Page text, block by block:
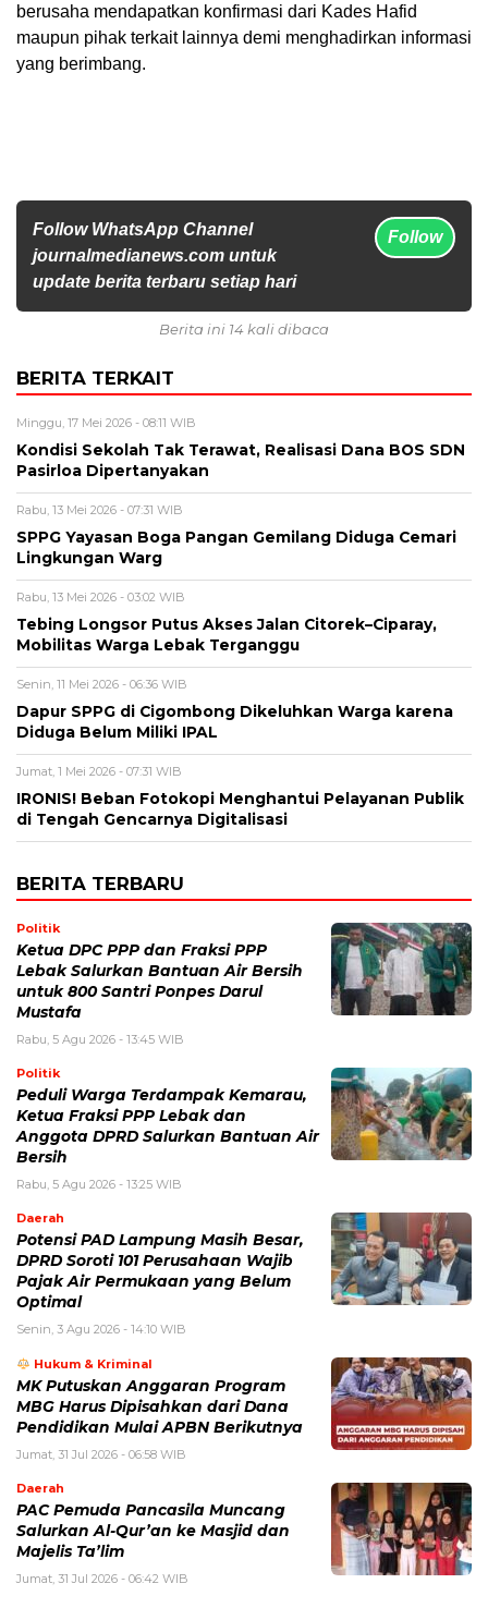
berusaha mendapatkan konfirmasi dari Kades Hafid
maupun pihak terkait lainnya demi menghadirkan informasi
yang berimbang.
Follow WhatsApp Channel
journalmedianews.com untuk
update berita terbaru setiap hari
Follow
Berita ini 14 kali dibaca
BERITA TERKAIT
Minggu, 17 Mei 2026 - 08:11 WIB
Kondisi Sekolah Tak Terawat, Realisasi Dana BOS SDN
Pasirloa Dipertanyakan
Rabu, 13 Mei 2026 - 07:31 WIB
SPPG Yayasan Boga Pangan Gemilang Diduga Cemari
Lingkungan Warg
Rabu, 13 Mei 2026 - 03:02 WIB
Tebing Longsor Putus Akses Jalan Citorek–Ciparay,
Mobilitas Warga Lebak Terganggu
Senin, 11 Mei 2026 - 06:36 WIB
Dapur SPPG di Cigombong Dikeluhkan Warga karena
Diduga Belum Miliki IPAL
Jumat, 1 Mei 2026 - 07:31 WIB
IRONIS! Beban Fotokopi Menghantui Pelayanan Publik
di Tengah Gencarnya Digitalisasi
BERITA TERBARU
Politik
Ketua DPC PPP dan Fraksi PPP
Lebak Salurkan Bantuan Air Bersih
untuk 800 Santri Ponpes Darul
Mustafa
Rabu, 5 Agu 2026 - 13:45 WIB
Politik
Peduli Warga Terdampak Kemarau,
Ketua Fraksi PPP Lebak dan
Anggota DPRD Salurkan Bantuan Air
Bersih
Rabu, 5 Agu 2026 - 13:25 WIB
Daerah
Potensi PAD Lampung Masih Besar,
DPRD Soroti 101 Perusahaan Wajib
Pajak Air Permukaan yang Belum
Optimal
Senin, 3 Agu 2026 - 14:10 WIB
Hukum & Kriminal
MK Putuskan Anggaran Program
MBG Harus Dipisahkan dari Dana
Pendidikan Mulai APBN Berikutnya
Jumat, 31 Jul 2026 - 06:58 WIB
Daerah
PAC Pemuda Pancasila Muncang
Salurkan Al-Qur’an ke Masjid dan
Majelis Ta’lim
Jumat, 31 Jul 2026 - 06:42 WIB